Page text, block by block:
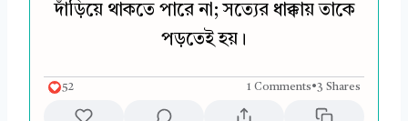
দাঁড়িয়ে থাকতে পারে না; সত্যের ধাক্কায় তাকে
পড়তেই হয়।
52 1 Comments•3 Shares